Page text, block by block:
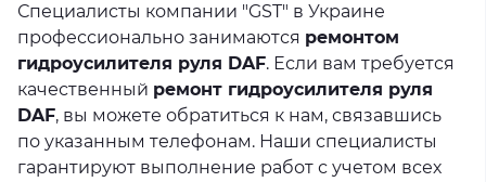
Специалисты компании "GST" в Украине
профессионально занимаются ремонтом
гидроусилителя руля DAF. Если вам требуется
качественный ремонт гидроусилителя руля
DAF, вы можете обратиться к нам, связавшись
по указанным телефонам. Наши специалисты
гарантируют выполнение работ с учетом всех